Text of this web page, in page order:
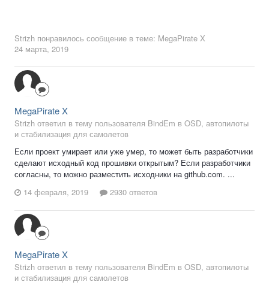
Strizh понравилось сообщение в теме: MegaPirate X
24 марта, 2019
MegaPirate X
Strizh ответил в тему пользователя BindEm в OSD, автопилоты
и стабилизация для самолетов
Если проект умирает или уже умер, то может быть разработчики
сделают исходный код прошивки открытым? Если разработчики
согласны, то можно разместить исходники на github.com. ...
14 февраля, 2019
2930 ответов
MegaPirate X
Strizh ответил в тему пользователя BindEm в OSD, автопилоты
и стабилизация для самолетов